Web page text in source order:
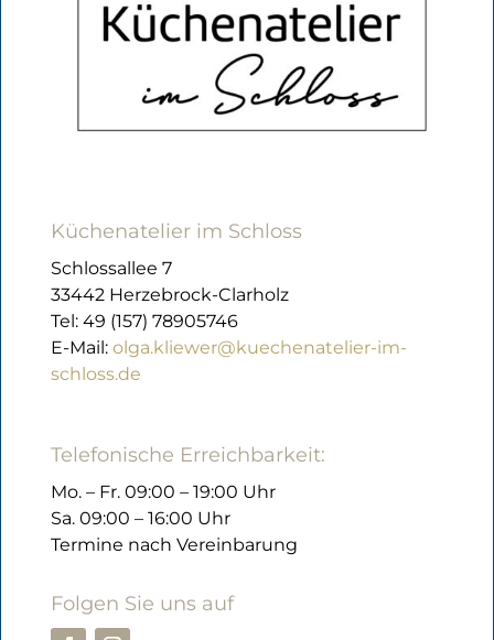
Küchenatelier im Schloss
Schlossallee 7
33442 Herzebrock-Clarholz
Tel: 49 (157) 78905746
E-Mail: olga.kliewer@kuechenatelier-im-
schloss.de
Telefonische Erreichbarkeit:
Mo. – Fr. 09:00 – 19:00 Uhr
Sa. 09:00 – 16:00 Uhr
Termine nach Vereinbarung
Folgen Sie uns auf